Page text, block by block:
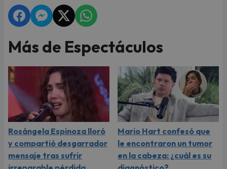
Más de Espectáculos
Rosángela Espinoza lloró
y compartió desgarrador
mensaje tras sufrir
Mario Hart confesó que
le encontraron un tumor
en la cabeza: ¿cuál es su